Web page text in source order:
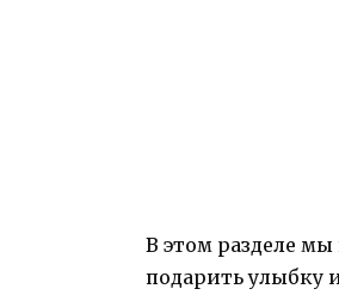
В этом разделе
подарить улыбку